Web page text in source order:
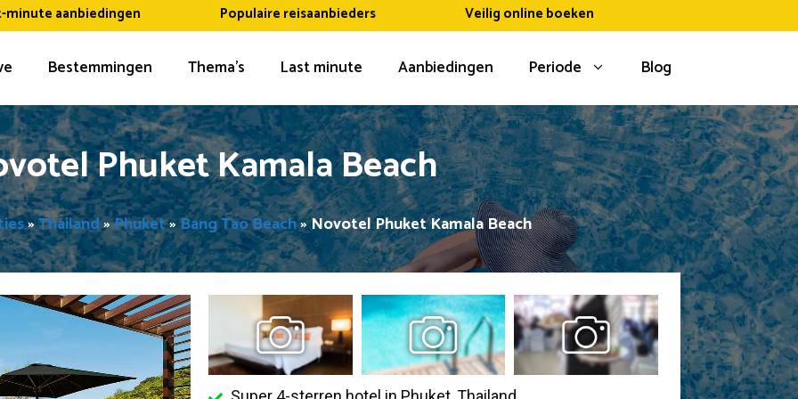
minute aanbiedingen Populaire reisaanbieders Veilig online boeken
Bestemmingen Thema’s Last minute Aanbiedingen Periode Blog
Phuket Kamala Beach
»Thailand»Phuket»Bang Tao Beach»Novotel Phuket Kamala Beach